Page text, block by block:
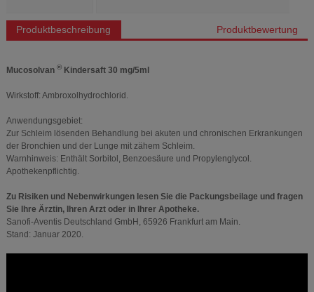
Produktbeschreibung Produktbewertung
Mucosolvan ® Kindersaft 30 mg/5ml
Wirkstoff: Ambroxolhydrochlorid.
Anwendungsgebiet:
Zur Schleim lösenden Behandlung bei akuten und chronischen Erkrankungen
der Bronchien und der Lunge mit zähem Schleim.
Warnhinweis: Enthält Sorbitol, Benzoesäure und Propylenglycol.
Apothekenpflichtig.
Zu Risiken und Nebenwirkungen lesen Sie die Packungsbeilage und fragen
Sie Ihre Ärztin, Ihren Arzt oder in Ihrer Apotheke.
Sanofi-Aventis Deutschland GmbH, 65926 Frankfurt am Main.
Stand: Januar 2020.